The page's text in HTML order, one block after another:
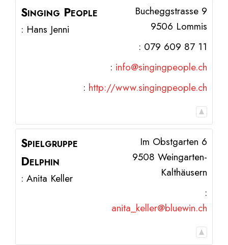
Singing People
: Hans Jenni
Bucheggstrasse 9
9506 Lommis
: 079 609 87 11
: info@singingpeople.ch
: http://www.singingpeople.ch
Spielgruppe
Delphin
: Anita Keller
Im Obstgarten 6
9508 Weingarten-
Kalthäusern
:
anita_keller@bluewin.ch